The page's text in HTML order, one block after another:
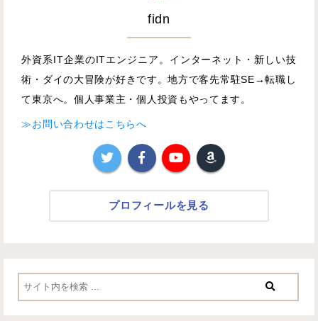
fidn
外資系IT企業のITエンジニア。インターネット・新しい技
術・ダイの大冒険が好きです。地方で客先常駐SE→転職し
て東京へ。個人事業主・個人投資もやってます。
≫お問い合わせはこちらへ
プロフィールを見る